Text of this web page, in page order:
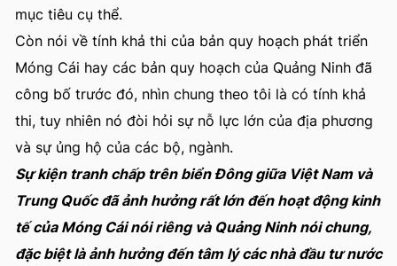
mục tiêu cụ thể.
Còn nói về tính khả thi của bản quy hoạch phát triển
Móng Cái hay các bản quy hoạch của Quảng Ninh đã
công bố trước đó, nhìn chung theo tôi là có tính khả
thi, tuy nhiên nó đòi hỏi sự nỗ lực lớn của địa phương
và sự ủng hộ của các bộ, ngành.
Sự kiện tranh chấp trên biển Đông giữa Việt Nam và
Trung Quốc đã ảnh hưởng rất lớn đến hoạt động kinh
tế của Móng Cái nói riêng và Quảng Ninh nói chung,
đặc biệt là ảnh hưởng đến tâm lý các nhà đầu tư nước